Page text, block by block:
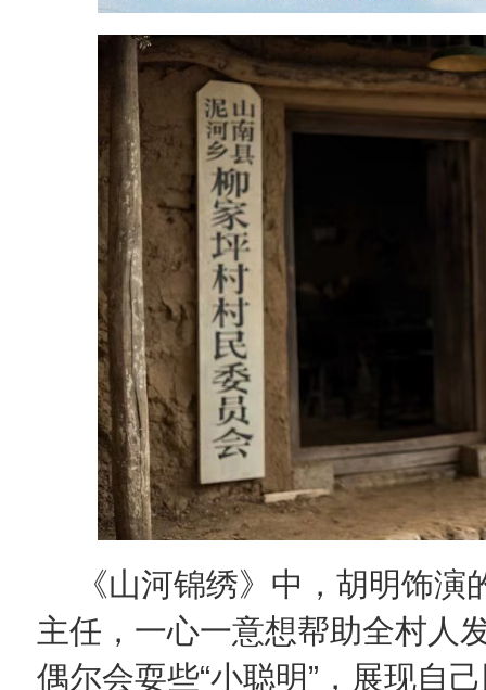
《山河锦绣》中，胡明饰
主任，一心一意想帮助全村人
偶尔会耍些“小聪明”，展现自